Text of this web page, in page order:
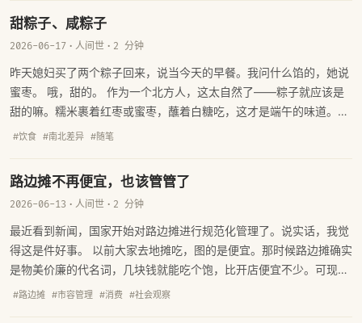
甜粽子、咸粽子
2026-06-17 · 人间世 · 2 分钟
昨天媳妇买了两个粽子回来，说当今天的早餐。我问什么馅的，她说
蜜枣。 哦，甜的。 作为一个北方人，这太自然了——粽子就应该是
甜的嘛。糯米裹着红枣或蜜枣，蘸着白糖吃，这才是端午的味道。南
方人看到这种吃法大概会皱眉头：粽子怎么能是甜的呢？鲜肉蛋黄、
#饮食 #南北差异 #随笔
路边摊不再便宜，也该管管了
2026-06-13 · 人间世 · 2 分钟
最近看到新闻，国家开始对路边摊进行规范化管理了。说实话，我觉
得这是件好事。 以前大家去地摊吃，图的是便宜。那时候路边摊确实
是物美价廉的代名词，几块钱就能吃个饱，比开店便宜不少。可现在
呢？你留心看看就会发现，路边摊的价格早就不是从前那个意思了。
#路边摊 #市容管理 #消费 #社会观察